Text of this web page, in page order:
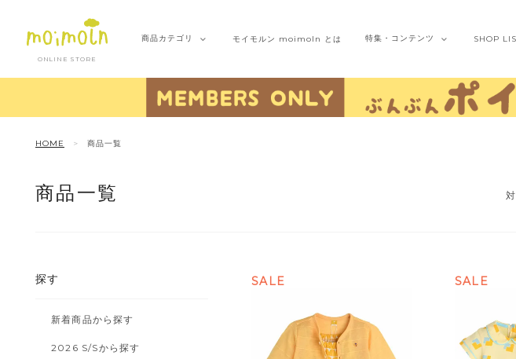
ONLINE STORE
商品カテゴリ モイモルン moimoln とは 特集・ コンテンツ SHOP
HOME 商品一覧
商品一覧
探す
新着商品から探す
2026 S/Sから探す
SALE SALE